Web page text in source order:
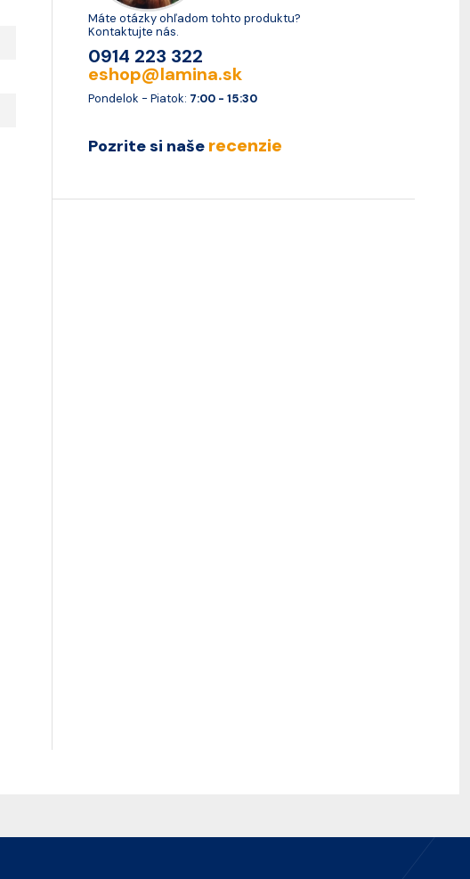
Máte otázky ohľadom tohto produktu?
Kontaktujte nás.
0914 223 322
eshop@lamina.sk
Pondelok - Piatok: 7:00 - 15:30
Pozrite si naše recenzie